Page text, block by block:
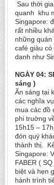
Sau thời
quanh khu
Singapore:
rất nhiều
những
café giàu
danh như
NGÀY 04:
sáng )
Ăn sáng tại
các nghĩa
mua các đồ
phi truờng
15h15 –
đón quý
thành thị.
Singapore:
FABER (
biệt và hẹn
hành trình